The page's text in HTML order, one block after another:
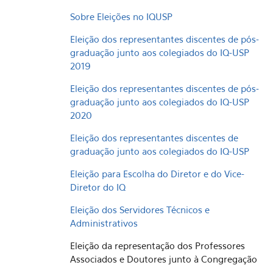
Sobre Eleições no IQUSP
Eleição dos representantes discentes de pós-
graduação junto aos colegiados do IQ-USP
2019
Eleição dos representantes discentes de pós-
graduação junto aos colegiados do IQ-USP
2020
Eleição dos representantes discentes de
graduação junto aos colegiados do IQ-USP
Eleição para Escolha do Diretor e do Vice-
Diretor do IQ
Eleição dos Servidores Técnicos e
Administrativos
Eleição da representação dos Professores
Associados e Doutores junto à Congregação